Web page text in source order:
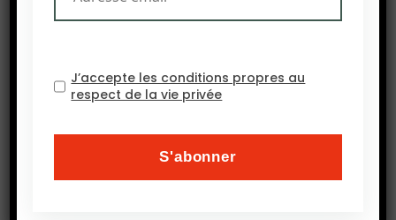
interdits dans l’Union européenne, beaucoup
SocopagJ’accepte les conditions propres au
respect de la vie privée